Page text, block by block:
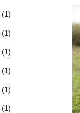
(1)
(1)
(1)
(1)
(1)
(1)